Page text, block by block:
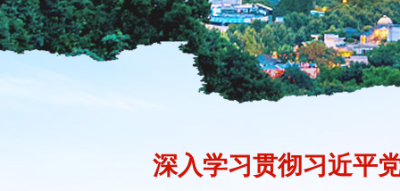
深入学习贯彻习近平